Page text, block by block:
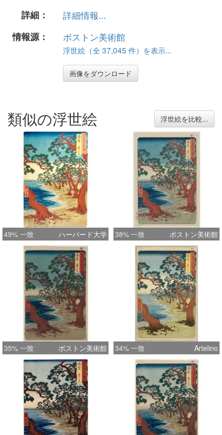
詳細：
詳細情報...
情報源：
ボストン美術館
浮世絵（全 37,045 件）を表示...
画像をダウンロード
類似の浮世絵 浮世絵を比較...
49% 一致 ハーバード大学 38% 一致 ボストン美術館
35% 一致 ボストン美術館 34% 一致 Artelino